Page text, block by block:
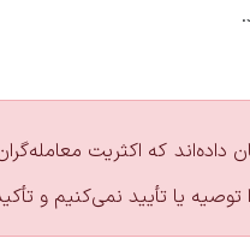
که اکثریت
یا تأیید نمی‌کنیم و